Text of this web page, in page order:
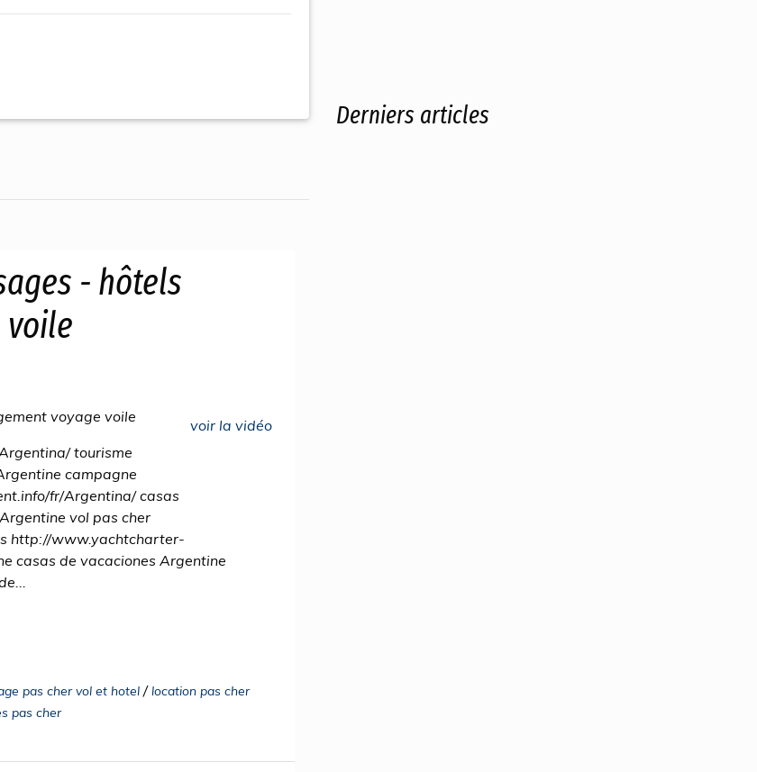
- hôtels
voile
voir la vidéo
voyage voile
tourisme
campagne
fr/Argentina/ casas
vol pas cher
http://www.yachtcharter-
casas de vacaciones Argentine
pas cher vol et hotel /location pas cher
pas cher
Derniers articles